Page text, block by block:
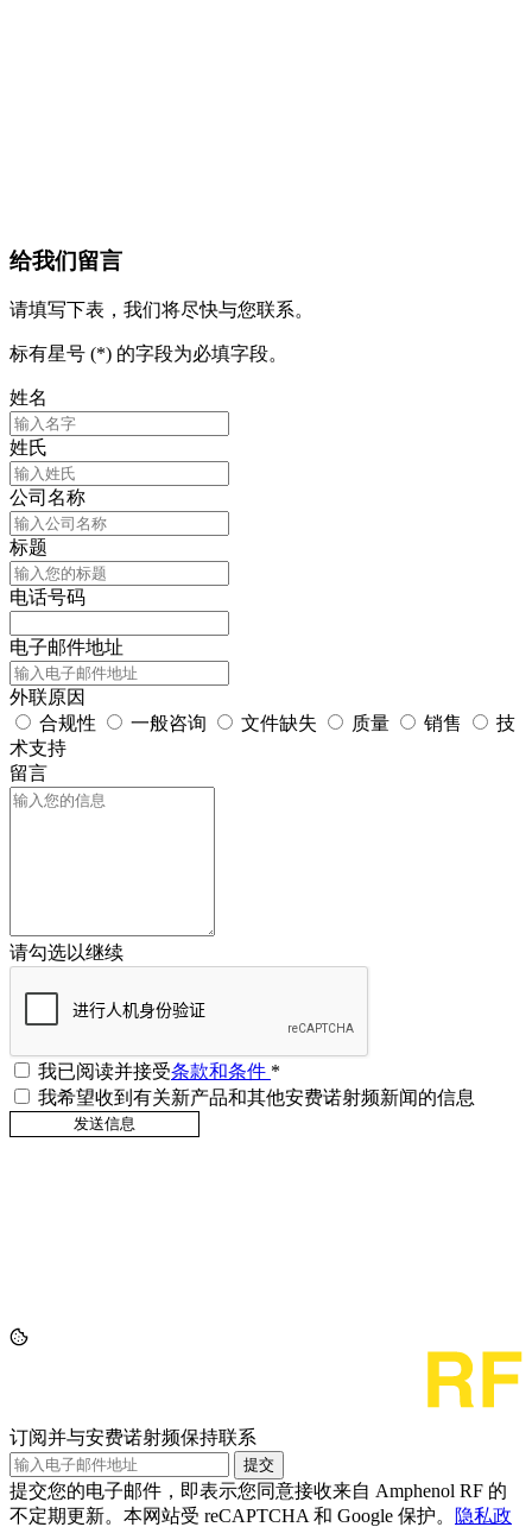
给我们留言
请填写下表，我们将尽快与您联系。
标有星号 (*) 的字段为必填字段。
姓名
姓氏
公司名称
标题
电话号码
电子邮件地址
外联原因
合规性
一般咨询 文件缺失 质量 销售
技
术支持
留言
请勾选以继续
我已阅读并接受条款和条件 *
我希望收到有关新产品和其他安费诺射频新闻的信息
订阅并与安费诺射频保持联系
提交
提交您的电子邮件，即表示您同意接收来自 Amphenol RF 的
不定期更新。本网站受 reCAPTCHA 和 Google 保护。
隐私政